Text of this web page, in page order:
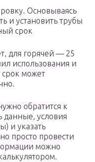
Основываясь
и установить трубы
срок
для горячей — 25
использования и
срок может
обратится к
данные, условия
и указать
просто провести
можно